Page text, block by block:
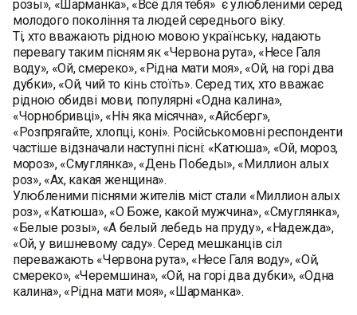
розы», «Шарманка», «Всё для тебя» є улюбленими серед
молодого покоління та людей середнього віку.
Ті, хто вважають рідною мовою українську, надають
перевагу таким пісням як «Червона рута», «Несе Галя
воду», «Ой, смереко», «Рідна мати моя», «Ой, на горі два
дубки», «Ой, чий то кінь стоїть». Серед тих, хто вважає
рідною обидві мови, популярні «Одна калина»,
«Чорнобривці», «Ніч яка місячна», «Айсберг»,
«Розпрягайте, хлопці, коні». Російськомовні респонденти
частіше відзначали наступні пісні: «Катюша», «Ой, мороз,
мороз», «Смуглянка», «День Победы», «Миллион алых
роз», «Ах, какая женщина».
Улюбленими піснями жителів міст стали «Миллион алых
роз», «Катюша», «О Боже, какой мужчина», «Смуглянка»,
«Белые розы», «А белый лебедь на пруду», «Надежда»,
«Ой, у вишневому саду». Серед мешканців сіл
переважають «Червона рута», «Несе Галя воду», «Ой,
смереко», «Черемшина», «Ой, на горі два дубки», «Одна
калина», «Рідна мати моя», «Шарманка».